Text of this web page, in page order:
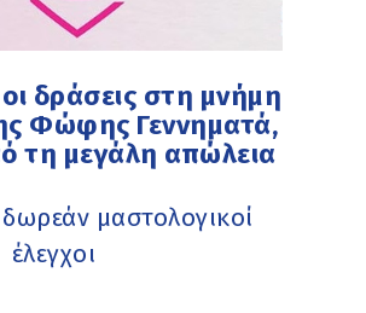
δράσεις στη μνήμη
Φώφης Γεννηματά,
τη μεγάλη απώλεια
δωρεάν μαστολογικοί
έλεγχοι